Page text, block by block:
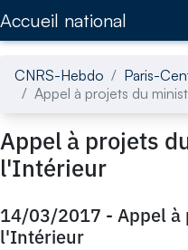
Accueil national
CNRS-Hebdo Paris-
Appel à projets du
Appel à projets
l'Intérieur
14/03/2017 - Appel à
l'Intérieur